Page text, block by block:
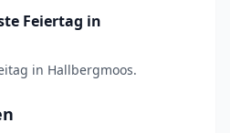
Feiertag in
in Hallbergmoos.